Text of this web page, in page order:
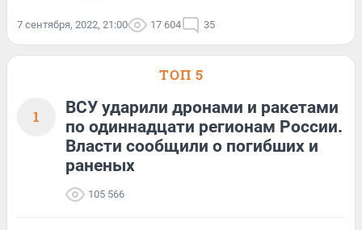
7 сентября, 2022, 21:00 17 604 35
ТОП 5
1
ВСУ ударили дронами и ракетами
по одиннадцати регионам России.
Власти сообщили о погибших и
раненых
105 566